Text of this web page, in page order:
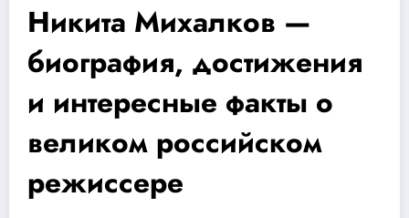
Никита Михалков —
биография, достижения
и интересные факты о
великом российском
режиссере